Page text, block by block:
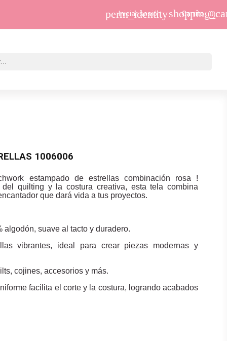
perm_identity
Iniciar sesión Carrito (0)
1006006
estampado de estrellas combinación rosa !
quilting y la costura creativa, esta tela combina
que dará vida a tus proyectos.
algodón, suave al tacto y duradero.
vibrantes, ideal para crear piezas modernas y
cojines, accesorios y más.
facilita el corte y la costura, logrando acabados